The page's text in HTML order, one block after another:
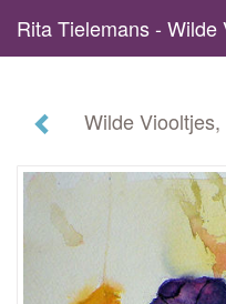
Wilde